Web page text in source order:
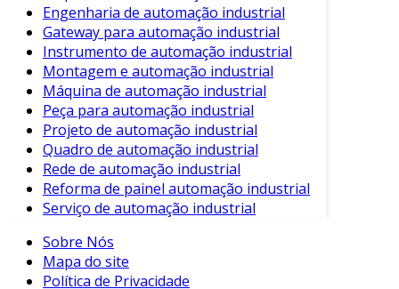
longo prazo, devido à diminuição de erros
e desperdícios.
Segurança: A automação pode reduzir a
exposição dos trabalhadores a ambientes
perigosos, garantindo um local de
trabalho mais seguro.
Flexibilidade: As máquinas podem ser
programadas para realizar diferentes
tarefas, permitindo adaptações às
necessidades do mercado.
Componentes da Automação
Industrial
Engenharia de automação industrial
Gateway para automação industrial
Instrumento de automação industrial
Montagem e automação industrial
Máquina de automação industrial
Peça para automação industrial
Projeto de automação industrial
Quadro de automação industrial
Rede de automação industrial
Reforma de painel automação industrial
Serviço de automação industrial
Sobre Nós
Mapa do site
Política de Privacidade